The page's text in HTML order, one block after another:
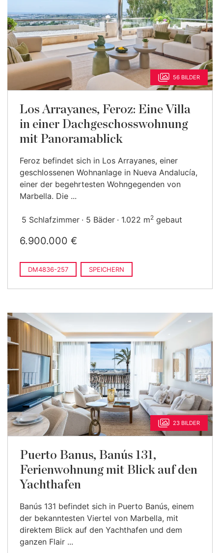
56 BILDER
Los Arrayanes, Feroz: Eine Villa
in einer Dachgeschosswohnung
mit Panoramablick
Feroz befindet sich in Los Arrayanes, einer
geschlossenen Wohnanlage in Nueva Andalucía,
einer der begehrtesten Wohngegenden von
Marbella. Die ...
5 Schlafzimmer 5 Bäder 1.022 m2 gebaut
6.900.000 €
DM4836-257 SPEICHERN
23 BILDER
Puerto Banus, Banús 131,
Ferienwohnung mit Blick auf den
Yachthafen
Banús 131 befindet sich in Puerto Banús, einem
der bekanntesten Viertel von Marbella, mit
direktem Blick auf den Yachthafen und dem
ganzen Flair ...